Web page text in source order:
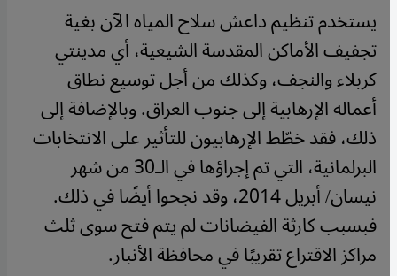
يستخدم تنظيم داعش سلاح المياه الآن بغية
تجفيف الأماكن المقدسة الشيعية، أي مدينتي
كربلاء والنجف، وكذلك من أجل توسيع نطاق
أعماله الإرهابية إلى جنوب العراق. وبالإضافة إلى
ذلك، فقد خطّط الإرهابيون للتأثير على الانتخابات
البرلمانية، التي تم إجراؤها في الـ30 من شهر
نيسان/ أبريل 2014، وقد نجحوا أيضًا في ذلك.
فبسبب كارثة الفيضانات لم يتم فتح سوى ثلث
مراكز الاقتراع تقريبًا في محافظة الأنبار.